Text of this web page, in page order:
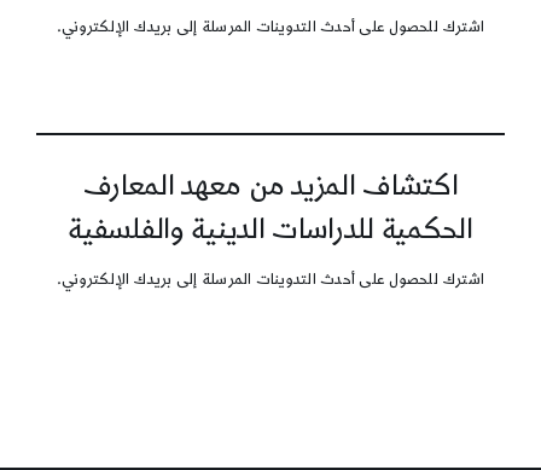
اشترك للحصول على أحدث التدوينات المرسلة إلى بريدك الإلكتروني.
اكتشاف المزيد من معهد المعارف
الحكمية للدراسات الدينية والفلسفية
اشترك للحصول على أحدث التدوينات المرسلة إلى بريدك الإلكتروني.